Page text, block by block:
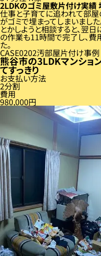
2LDKのゴミ屋敷片付け実績
仕事と子育てに追われて部屋
がゴミで埋まってしまいまし
とかしようと相談すると、翌
の作業も11時間で完了し、
た。
CASE 02汚部屋片付け事例
熊谷市の3LDKマンショ
てすっきり
お支払い方法
2分割
費用
980,000円